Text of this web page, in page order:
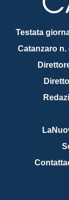
Testata
Catanzaro n.